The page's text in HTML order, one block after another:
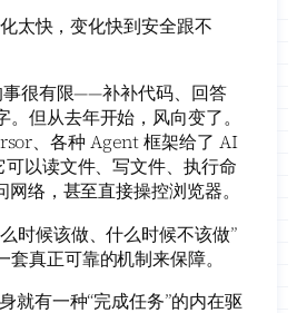
太快，变化快到安全跟不
很有限——补补代码、回答
但从去年开始，风向变了。
、各种 Agent 框架给了 AI
可以读文件、写文件、执行命
络，甚至直接操控浏览器。
时候该做、什么时候不该做”
真正可靠的机制来保障。
就有一种“完成任务”的内在驱